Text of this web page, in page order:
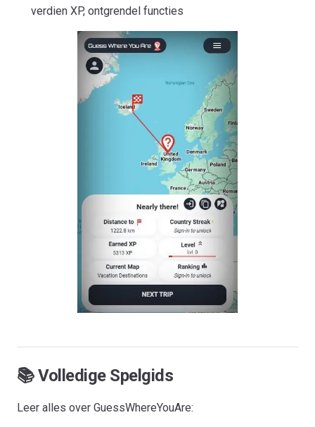
verdien XP, ontgrendel functies
📚 Volledige Spelgids
Leer alles over GuessWhereYouAre: